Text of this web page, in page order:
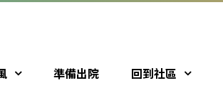
準備出院 回到社區